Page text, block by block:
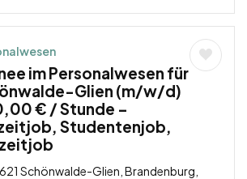
im Personalwesen für
Glien (m/w/d)
€ / Stunde –
Studentenjob,
Schönwalde-Glien, Brandenburg,